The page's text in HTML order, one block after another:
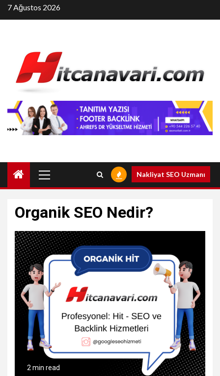
Skip
to
7 Ağustos 2026
Menu
Nakliyat SEO Uzmanı
Organik SEO Nedir?
2 min read